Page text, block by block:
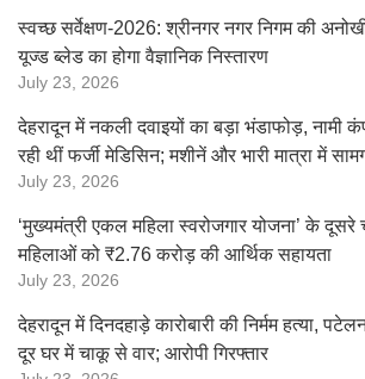
स्वच्छ सर्वेक्षण-2026: श्रीनगर नगर निगम की
यूज्ड ब्लेड का होगा वैज्ञानिक निस्तारण
July 23, 2026
देहरादून में नकली दवाइयों का बड़ा भंडाफोड़, नामी
रही थीं फर्जी मेडिसिन; मशीनें और भारी मात्रा में
July 23, 2026
‘मुख्यमंत्री एकल महिला स्वरोजगार योजना’ के
महिलाओं को ₹2.76 करोड़ की आर्थिक सहायता
July 23, 2026
देहरादून में दिनदहाड़े कारोबारी की निर्मम हत्या,
दूर घर में चाकू से वार; आरोपी गिरफ्तार